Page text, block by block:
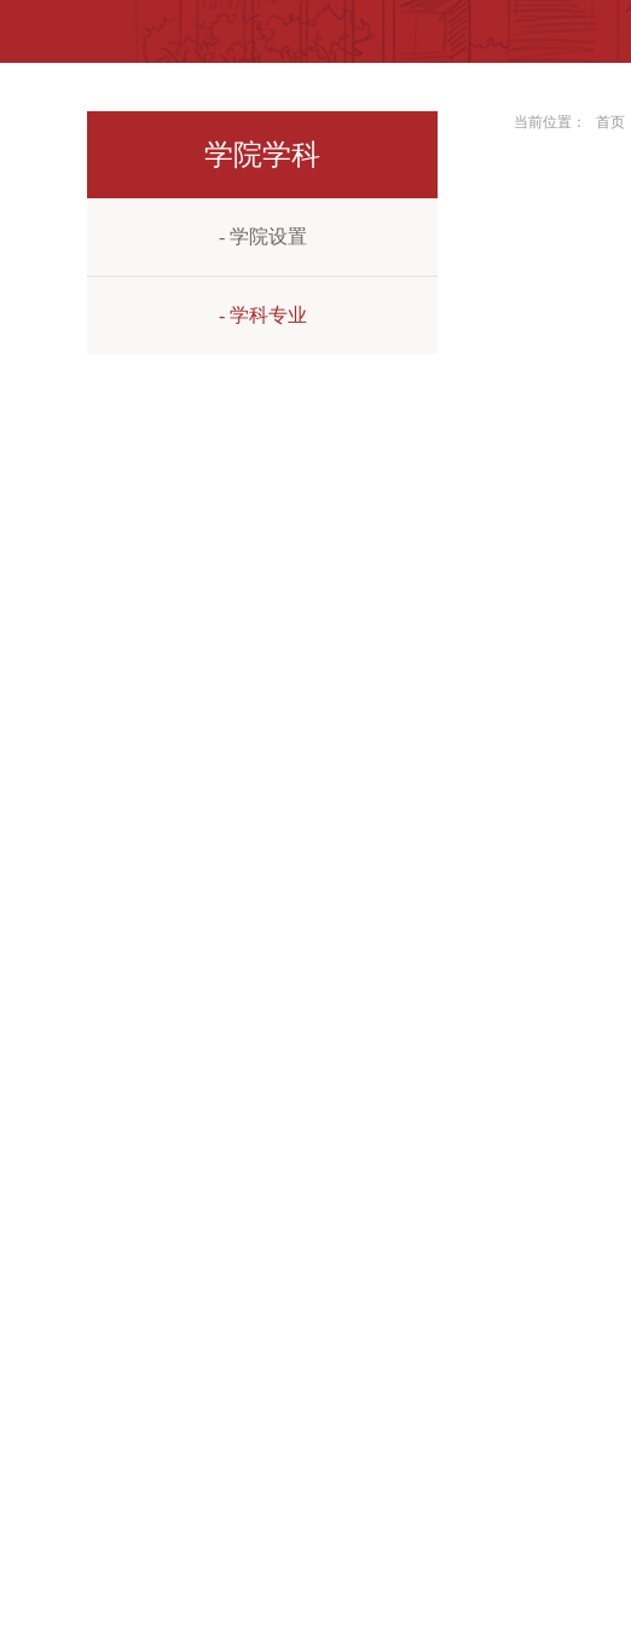
学院学科
- 学院设置
- 学科专业
当前位置： 首页